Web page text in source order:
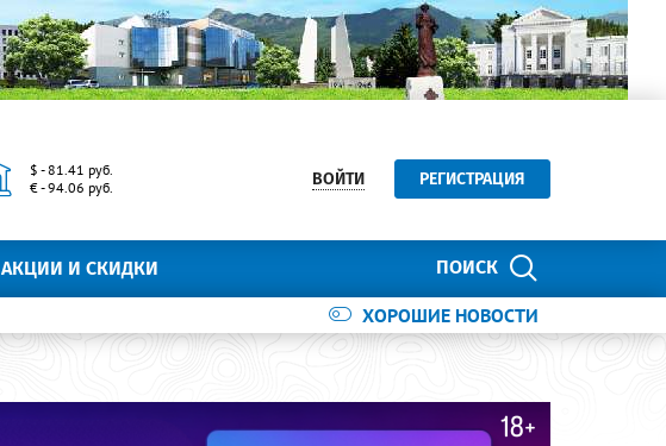
$ - 81.41 руб.
€ - 94.06 руб.
ВОЙТИ РЕГИСТРАЦИЯ
ПОИСК
АКЦИИ И СКИДКИ
ХОРОШИЕ НОВОСТИ